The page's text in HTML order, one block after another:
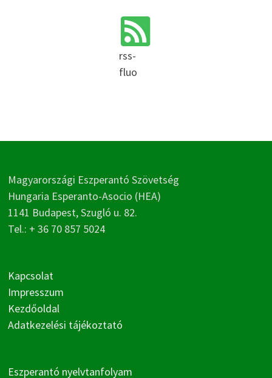
rss-
fluo
Magyarországi Eszperantó Szövetség
Hungaria Esperanto-Asocio (HEA)
1141 Budapest, Szugló u. 82.
Tel.: + 36 70 857 5024
Kapcsolat
Impresszum
Kezdőoldal
Adatkezelési tájékoztató
Eszperantó nyelvtanfolyam